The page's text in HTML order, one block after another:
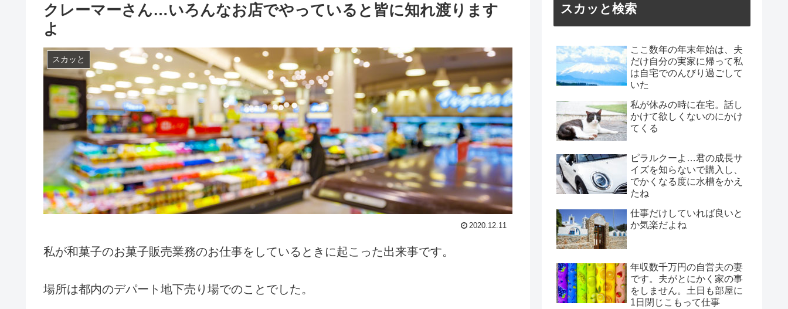
クレーマーさん…いろんなお店でやっていると皆に知れ渡ります
よ
スカッと
2020.12.11
私が和菓子のお菓子販売業務のお仕事をしているときに起こった出来事です。
場所は都内のデパート地下売り場でのことでした。
スカッと検索
ここ数年の年末年始は、夫
だけ自分の実家に帰って私
は自宅でのんびり過ごして
いた
私が休みの時に在宅。話し
かけて欲しくないのにかけ
てくる
ピラルクーよ…君の成長サ
イズを知らないで購入し、
でかくなる度に水槽をかえ
たね
仕事だけしていれば良いと
か気楽だよね
年収数千万円の自営夫の妻
です。夫がとにかく家の事
をしません。土日も部屋に
1日閉じこもって仕事